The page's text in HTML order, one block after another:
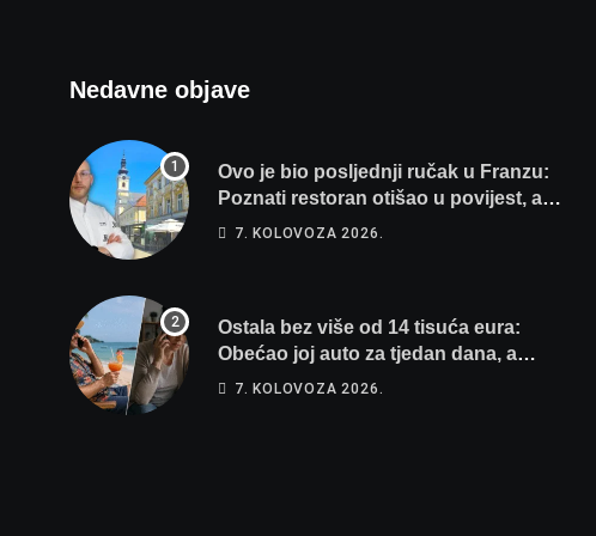
Nedavne objave
Ovo je bio posljednji ručak u Franzu:
Poznati restoran otišao u povijest, a
Michelinov chef sprema veliko
7. KOLOVOZA 2026.
Ostala bez više od 14 tisuća eura:
Obećao joj auto za tjedan dana, a
zatim izmišljao opravdanja
7. KOLOVOZA 2026.